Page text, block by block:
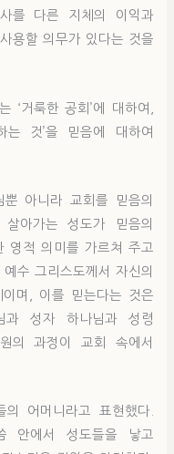
를 다른 지체의 이익과
용할 의무가 있다는 것을
‘거룩한 공회’에 대하여,
는 것’을 믿음에 대하여
아니라 교회를 믿음의
아가는 성도가 믿음의
영적 의미를 가르쳐 주고
수 그리스도께서 자신의
며, 이를 믿는다는 것은
성자 하나님과 성령
의 과정이 교회 속에서
어머니라고 표현했다.
안에서 성도들을 낳고